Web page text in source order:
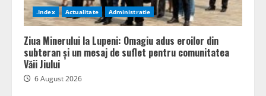
.Index Actualitate Administratie
Ziua Minerului la Lupeni: Omagiu adus eroilor din
subteran și un mesaj de suflet pentru comunitatea
Văii Jiului
6 August 2026